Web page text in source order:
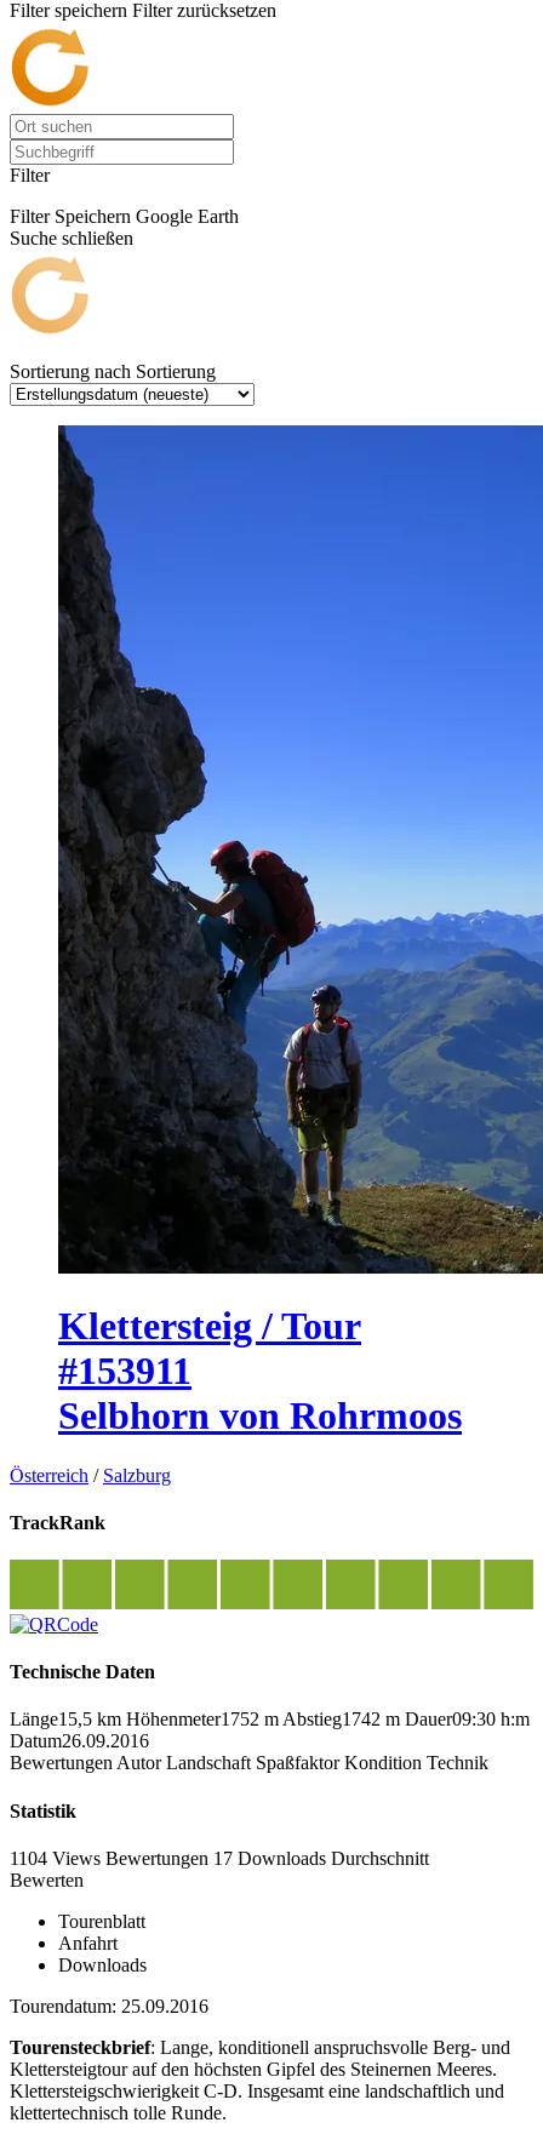
Filter speichern Filter zurücksetzen
Filter
Filter Speichern Google Earth
Suche schließen
Sortierung nach Sortierung
Klettersteig / Tour
#153911
Selbhorn von Rohrmoos
Österreich / Salzburg
TrackRank
Technische Daten
Länge15,5 km Höhenmeter1752 m Abstieg1742 m Dauer09:30 h:m
Datum26.09.2016
Bewertungen Autor Landschaft Spaßfaktor Kondition Technik
Statistik
1104 Views Bewertungen 17 Downloads Durchschnitt
Bewerten
Tourenblatt
Anfahrt
Downloads
Tourendatum: 25.09.2016
Tourensteckbrief: Lange, konditionell anspruchsvolle Berg- und
Klettersteigtour auf den höchsten Gipfel des Steinernen Meeres.
Klettersteigschwierigkeit C-D. Insgesamt eine landschaftlich und
klettertechnisch tolle Runde.